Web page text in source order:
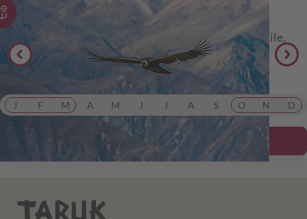
Südamerika
Einzigartige Südamerika Kombination mit Peru, Chile,
Argentinien und Brasilien.
J
F M A M J J A S O N D
Details ansehen